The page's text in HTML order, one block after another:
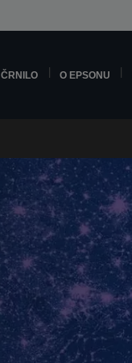
ČRNILO O EPSONU